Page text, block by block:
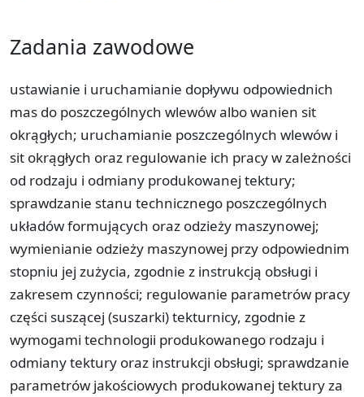
Zadania zawodowe
ustawianie i uruchamianie dopływu odpowiednich
mas do poszczególnych wlewów albo wanien sit
okrągłych; uruchamianie poszczególnych wlewów i
sit okrągłych oraz regulowanie ich pracy w zależności
od rodzaju i odmiany produkowanej tektury;
sprawdzanie stanu technicznego poszczególnych
układów formujących oraz odzieży maszynowej;
wymienianie odzieży maszynowej przy odpowiednim
stopniu jej zużycia, zgodnie z instrukcją obsługi i
zakresem czynności; regulowanie parametrów pracy
części suszącej (suszarki) tekturnicy, zgodnie z
wymogami technologii produkowanego rodzaju i
odmiany tektury oraz instrukcji obsługi; sprawdzanie
parametrów jakościowych produkowanej tektury za